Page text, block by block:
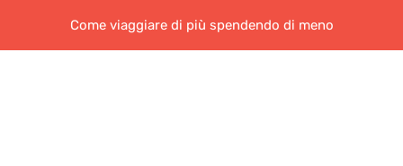
Come viaggiare di più spendendo di meno